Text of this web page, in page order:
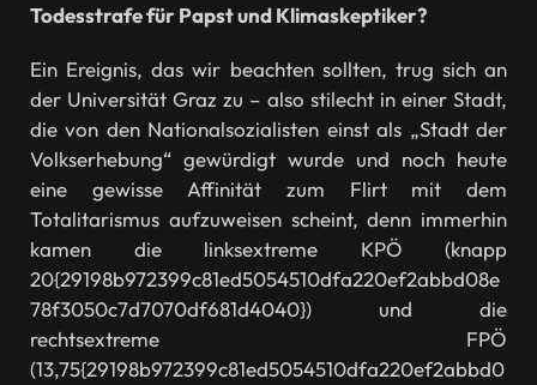
Todesstrafe für Papst und Klimaskeptiker?
Ein Ereignis, das wir beachten sollten, trug sich an
der Universität Graz zu – also stilecht in einer Stadt,
die von den Nationalsozialisten einst als „Stadt der
Volkserhebung“ gewürdigt wurde und noch heute
eine gewisse Affinität zum Flirt mit dem
Totalitarismus aufzuweisen scheint, denn immerhin
kamen die linksextreme KPÖ (knapp
20{29198b972399c81ed5054510dfa220ef2abbd08e
78f3050c7d7070df681d4040}) und die
rechtsextreme FPÖ
(13,75{29198b972399c81ed5054510dfa220ef2abbd0